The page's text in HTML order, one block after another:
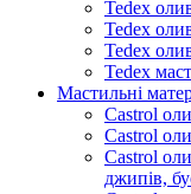
Tedex
Tedex
Tedex
Tedex
Мастильні
Castrol
Castrol
Castrol
джипів,